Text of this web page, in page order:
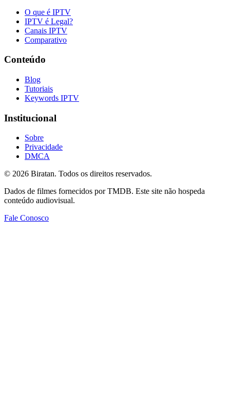
O que é IPTV
IPTV é Legal?
Canais IPTV
Comparativo
Conteúdo
Blog
Tutoriais
Keywords IPTV
Institucional
Sobre
Privacidade
DMCA
© 2026 Biratan. Todos os direitos reservados.
Dados de filmes fornecidos por TMDB. Este site não hospeda
conteúdo audiovisual.
Fale Conosco